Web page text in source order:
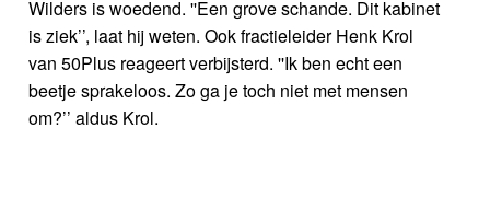
Wilders is woedend. ''Een grove schande. Dit kabinet
is ziek’’, laat hij weten. Ook fractieleider Henk Krol
van 50Plus reageert verbijsterd. ''Ik ben echt een
beetje sprakeloos. Zo ga je toch niet met mensen
om?’’ aldus Krol.